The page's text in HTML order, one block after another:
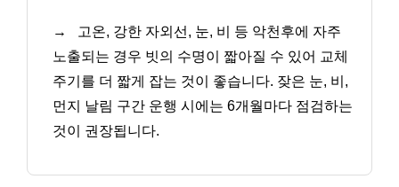
→
고온, 강한 자외선, 눈, 비 등 악천후에 자주
노출되는 경우 빗의 수명이 짧아질 수 있어 교체
주기를 더 짧게 잡는 것이 좋습니다. 잦은 눈, 비,
먼지 날림 구간 운행 시에는 6개월마다 점검하는
것이 권장됩니다.